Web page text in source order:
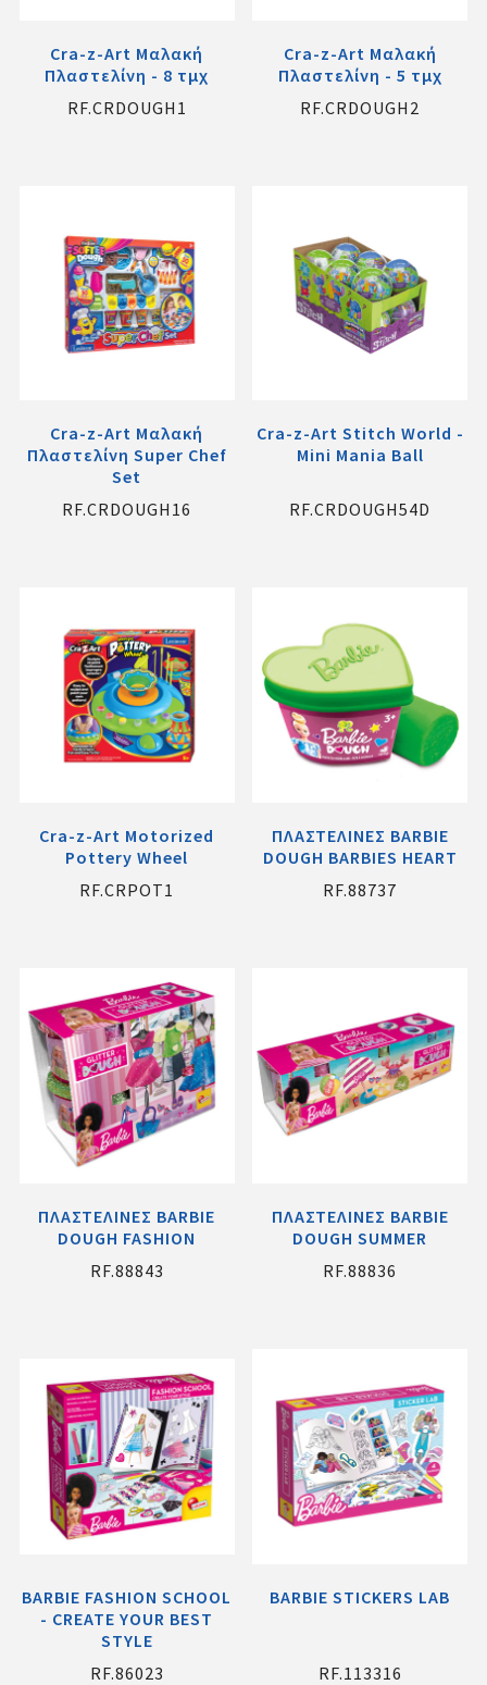
Cra-z-Art Μαλακή
Πλαστελίνη - 8 τμχ
RF.CRDOUGH1
Cra-z-Art Μαλακή
Πλαστελίνη - 5 τμχ
RF.CRDOUGH2
Cra-z-Art Μαλακή
Πλαστελίνη Super Chef
Set
RF.CRDOUGH16
Cra-z-Art Stitch World -
Mini Mania Ball
RF.CRDOUGH54D
Cra-z-Art Motorized
Pottery Wheel
RF.CRPOT1
ΠΛΑΣΤΕΛΙΝΕΣ BARBIE
DOUGH BARBIES HEART
RF.88737
ΠΛΑΣΤΕΛΙΝΕΣ BARBIE
DOUGH FASHION
RF.88843
ΠΛΑΣΤΕΛΙΝΕΣ BARBIE
DOUGH SUMMER
RF.88836
BARBIE FASHION SCHOOL
- CREATE YOUR BEST
STYLE
RF.86023
BARBIE STICKERS LAB
RF.113316